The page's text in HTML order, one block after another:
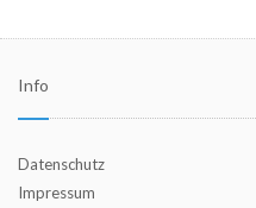
Info
Datenschutz
Impressum